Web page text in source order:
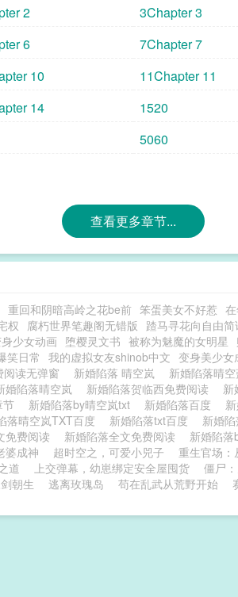
“？！”#奥斯卡欠我竹马一个影帝#被竹马骗
2 3Chapter 3
6 7Chapter 7
10 11Chapter 11
14 1520
5060
查看更多章节...
重回和阴暗高岭之花be前 笨蛋美女不好惹
权 腐朽世界笔趣阁无错版 蹅马寻花向自由简
少女动画 堕樱灵文书 被称为魅魔的女明星
笑日常 我的虚拟女友shinob中文 变身美少女
阅读无弹窗 新婚陷落 晴空岚 新婚陷落晴空
婚陷落晴空岚 新婚陷落贺临西免费阅读 新
节 新婚陷落by晴空岚txt 新婚陷落百度
落晴空岚TXT百度 新婚陷落txt百度 新婚
免费阅读 新婚陷落全文免费阅读 新婚陷
婆成神 超时空之，可爱小兕子 重生官场：
道 上交弹幕，幼崽绑定安全屋囤货 僵尸
朝生 逃离玫瑰岛 苟在乱武从荒野开始